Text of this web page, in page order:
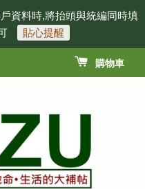
資料時,將抬頭與統編同時填
貼心提醒
購物車